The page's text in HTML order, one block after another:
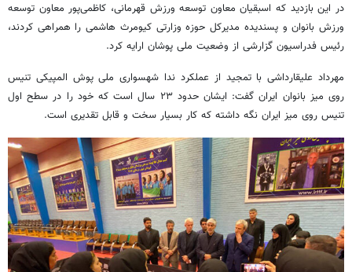
در این بازدید که اسبقیان معاون توسعه ورزش قهرمانی، کاظمی‌پور معاون توسعه
ورزش بانوان و پسندیده مدیرکل حوزه وزارتی کیومرث هاشمی را همراهی کردند،
رئیس فدراسیون گزارشی از وضعیت ملی پوشان ارایه کرد.
مهرداد علیقارداشی با تمجید از عملکرد ندا شهسواری ملی پوش المپیکی تنیس
روی میز بانوان ایران گفت: ایشان حدود ۲۳ سال است که خود را در سطح اول
تنیس روی میز ایران نگه داشته که کار بسیار سخت و قابل تقدیری است.